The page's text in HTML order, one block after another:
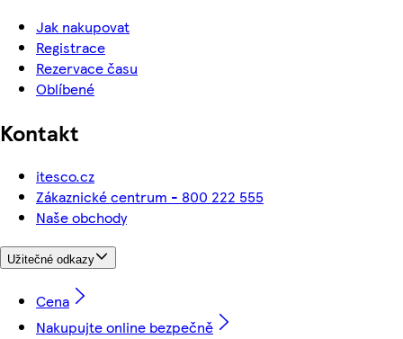
Jak nakupovat
Registrace
Rezervace času
Oblíbené
Kontakt
itesco.cz
Zákaznické centrum - 800 222 555
Naše obchody
Užitečné odkazy
Cena
Nakupujte online bezpečně